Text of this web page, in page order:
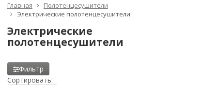
Главная
Полотенцесушители
Электрические полотенцесушители
Электрические
полотенцесушители
Фильтр
Сортировать: